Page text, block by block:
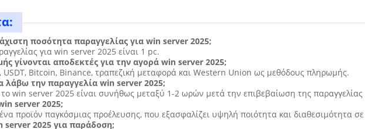
ποσότητα παραγγελίας για win server 2025;
για win server 2025 είναι 1 pc.
γίνονται αποδεκτές για την αγορά win server 2025;
Bitcoin, Binance, τραπεζική μεταφορά και Western Union ως μεθόδους πληρωμής.
την παραγγελία win server 2025;
win server 2025 είναι συνήθως μεταξύ 1-2 ωρών μετά την επιβεβαίωση της παραγγελίας
server 2025;
προϊόν παγκόσμιας προέλευσης, που εξασφαλίζει υψηλή ποιότητα και διαθεσιμότητα
server 2025 για παράδοση;